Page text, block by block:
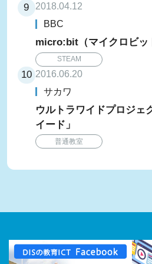
2018.04.12
BBC
STEAM
micro:bit（マイクロビッ
2016.06.20
サカワ
普通教室
ウルトラワイドプロジェ
イード」